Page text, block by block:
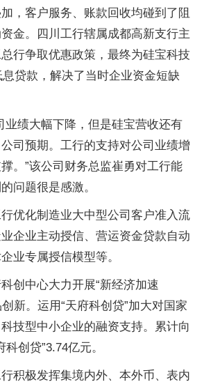
，客户服务、账款回收均碰到了阻
金。四川工行辖属成都高新支行主
行争取优惠政策，最终为硅宝科技
贷款，解决了当时企业资金短缺
业绩大幅下降，但是硅宝营收还有
司预期。工行的支持对公司业绩增
。”该公司财务总监崔勇对工行能
问题很是感激。
优化制造业大中型公司客户准入流
企业主动授信、营运资金贷款自动
业专属授信模型等。
创中心大力开展“新经济加速
创新。运用“天府科创贷”加大对国家
技型中小企业的融资支持。累计向
创贷”3.74亿元。
积极发挥集境内外、本外币、表内